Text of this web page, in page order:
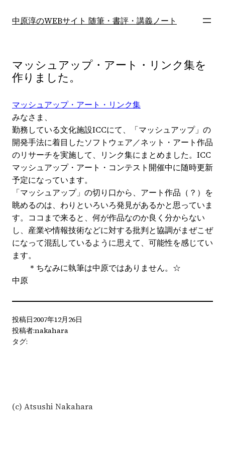
中原淳のWEBサイト 随筆・書評・講義ノート
マッシュアップ・アート・リンク集を
作りました。
マッシュアップ・アート・リンク集
みなさま、
勤務している文化施設ICCにて、「マッシュアップ」の
開発手法に着目したソフトウェア／ネット・アート作品
のリサーチを実施して、リンク集にまとめました。ICC
マッシュアップ・アート・コンテスト開催中に随時更新
予定になっています。
「マッシュアップ」の切り口から、アート作品（？）を
眺めるのは、わりといろいろ発見があるかと思っていま
す。ココまで来ると、何が作品なのか良く分からない
し、産業や情報技術などに対する批判と協調がまぜこぜ
になって混乱しているように思えて、可能性を感じてい
ます。
＊ちなみに執筆は中原ではありません。☆
中原
投稿日2007年12月26日
投稿者:nakahara
タグ:
(c) Atsushi Nakahara